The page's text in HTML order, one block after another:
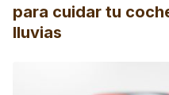
para cuidar tu
lluvias